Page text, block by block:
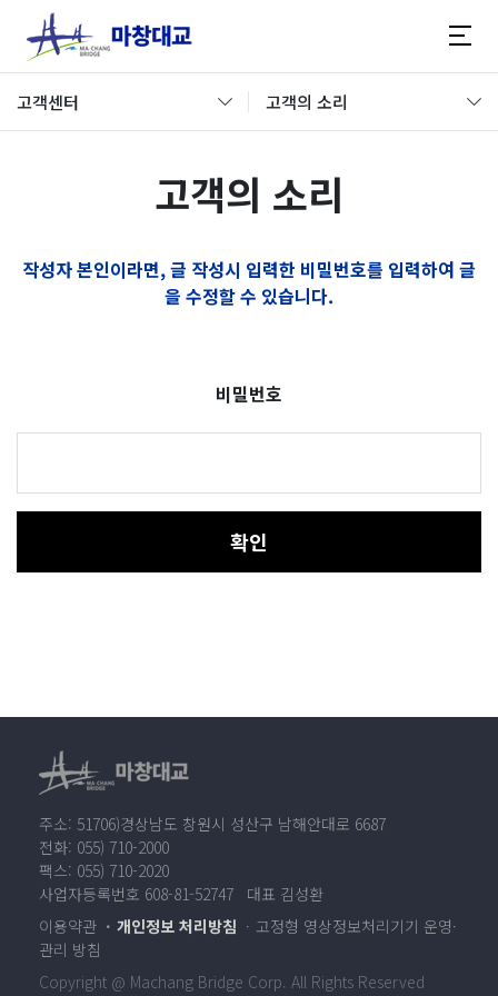
고객센터 고객의 소리
고객의 소리
작성자 본인이라면, 글 작성시 입력한 비밀번호를 입력하여 글
을 수정할 수 있습니다.
비밀번호
확인
주소: 51706)경상남도 창원시 성산구 남해안대로 6687
전화: 055) 710-2000
팩스: 055) 710-2020
사업자등록번호 608-81-52747 대표 김성환
이용약관
개인정보 처리방침
고정형 영상정보처리기기 운영·
관리 방침
Copyright @ Machang Bridge Corp. All Rights Reserved